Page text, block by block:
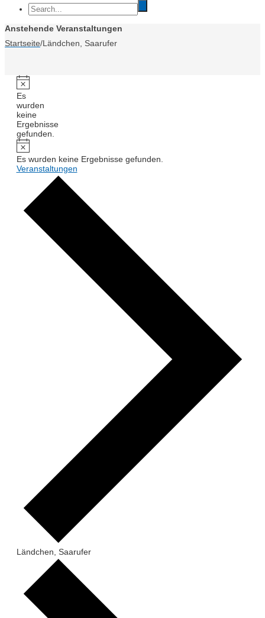
Anstehende Veranstaltungen
Startseite/Ländchen, Saarufer
Es
wurden
keine
Ergebnisse
gefunden.
Es wurden keine Ergebnisse gefunden.
Veranstaltungen
Ländchen, Saarufer